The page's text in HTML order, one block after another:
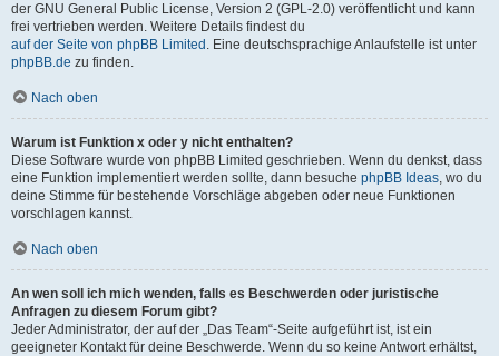
der GNU General Public License, Version 2 (GPL-2.0) veröffentlicht und kann
frei vertrieben werden. Weitere Details findest du
auf der Seite von phpBB Limited . Eine deutschsprachige Anlaufstelle ist unter
phpBB.de zu finden.
Nach oben
Warum ist Funktion x oder y nicht enthalten?
Diese Software wurde von phpBB Limited geschrieben. Wenn du denkst, dass
eine Funktion implementiert werden sollte, dann besuche phpBB Ideas, wo du
deine Stimme für bestehende Vorschläge abgeben oder neue Funktionen
vorschlagen kannst.
Nach oben
An wen soll ich mich wenden, falls es Beschwerden oder juristische
Anfragen zu diesem Forum gibt?
Jeder Administrator, der auf der „Das Team“-Seite aufgeführt ist, ist ein
geeigneter Kontakt für deine Beschwerde. Wenn du so keine Antwort erhältst,